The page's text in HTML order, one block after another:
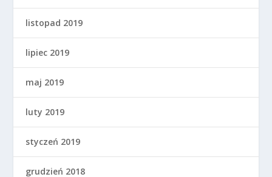
listopad 2019
lipiec 2019
maj 2019
luty 2019
styczeń 2019
grudzień 2018